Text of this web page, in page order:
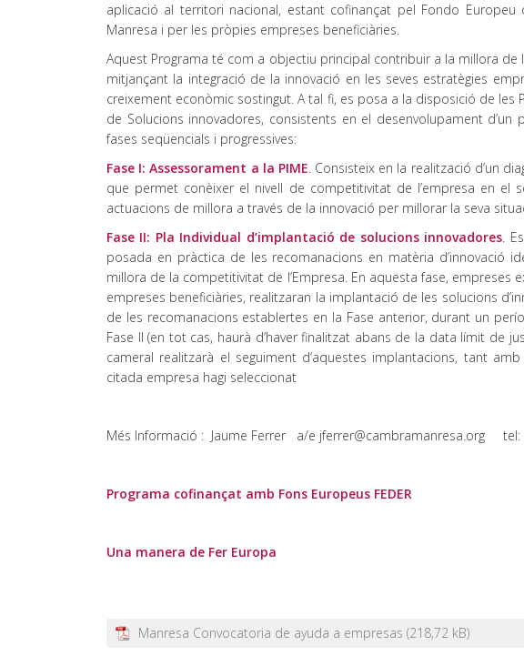
aplicació al territori nacional, estant cofinançat pel Fondo Europeu
Manresa i per les pròpies empreses beneficiàries.
Aquest Programa té com a objectiu principal contribuir a la millora
mitjançant la integració de la innovació en les seves estratègies
creixement econòmic sostingut. A tal fi, es posa a la disposició de les
de Solucions innovadores, consistents en el desenvolupament
fases seqüencials i progressives:
Fase I: Assessorament a la PIME. Consisteix en la realització d’un
que permet conèixer el nivell de competitivitat de l’empresa en el
actuacions de millora a través de la innovació per millorar la seva
Fase II: Pla Individual d’implantació de solucions innovadores.
posada en pràctica de les recomanacions en matèria d’innovació
millora de la competitivitat de l’Empresa. En aquesta fase, empreses
empreses beneficiàries, realitzaran la implantació de les solucions
de les recomanacions establertes en la Fase anterior, durant un
Fase II (en tot cas, haurà d’haver finalitzat abans de la data límit de
cameral realitzarà el seguiment d’aquestes implantacions, tant
citada empresa hagi seleccionat
Més Informació : Jaume Ferrer a/e jferrer@cambramanresa.org tel:
Programa cofinançat amb Fons Europeus FEDER
Una manera de Fer Europa
Manresa Convocatoria de ayuda a empresas